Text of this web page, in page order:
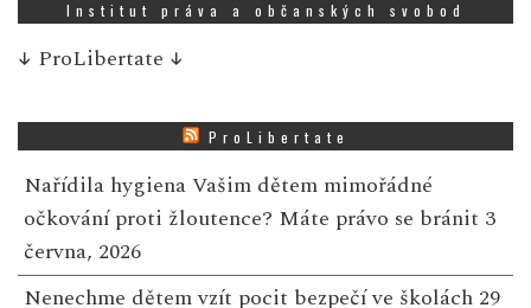
Institut práva a občanských svobod
↓ ProLibertate ↓
ProLibertate
Nařídila hygiena Vašim dětem mimořádné
očkování proti žloutence? Máte právo se bránit 3
června, 2026
Nenechme dětem vzít pocit bezpečí ve školách 29